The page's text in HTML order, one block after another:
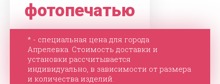
фотопечатью
* - специальная цена для города
Апрелевка. Стоимость доставки и
установки рассчитывается
индивидуально, в зависимости от размера
и количества изделий.